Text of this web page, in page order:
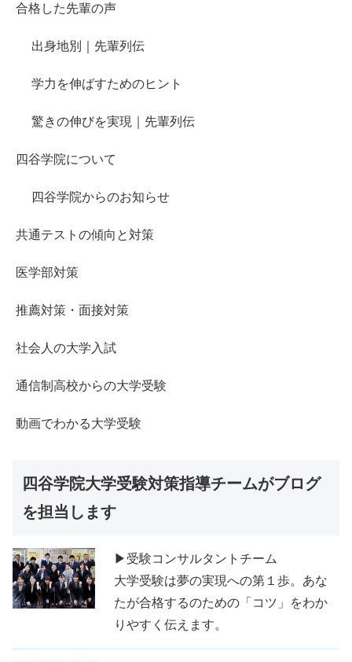
合格した先輩の声
出身地別｜先輩列伝
学力を伸ばすためのヒント
驚きの伸びを実現｜先輩列伝
四谷学院について
四谷学院からのお知らせ
共通テストの傾向と対策
医学部対策
推薦対策・面接対策
社会人の大学入試
通信制高校からの大学受験
動画でわかる大学受験
四谷学院大学受験対策指導チームがブログ
を担当します
▶受験コンサルタントチーム
大学受験は夢の実現への第１歩。あな
たが合格するのための「コツ」をわか
りやすく伝えます。